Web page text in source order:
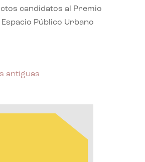
candidatos al Premio
Público Urbano
antiguas